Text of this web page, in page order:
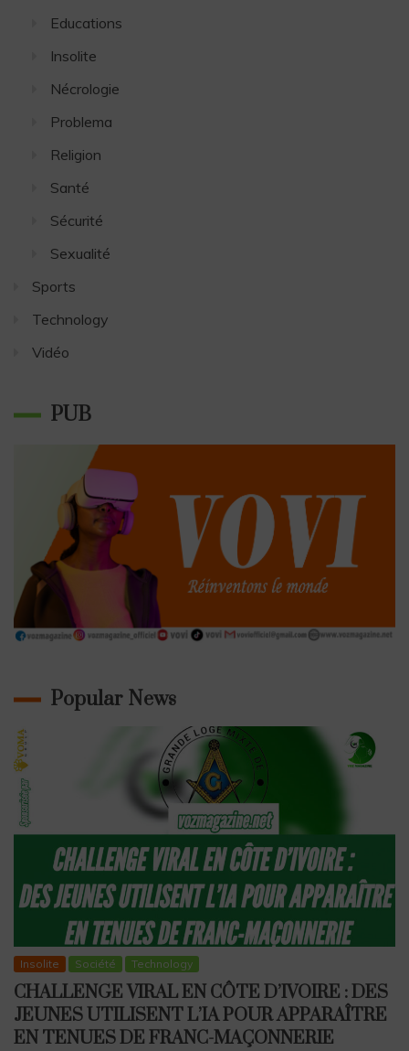
Educations
Insolite
Nécrologie
Problema
Religion
Santé
Sécurité
Sexualité
Sports
Technology
Vidéo
PUB
Popular News
Insolite Société Technology
CHALLENGE VIRAL EN CÔTE D’IVOIRE : DES
JEUNES UTILISENT L’IA POUR APPARAÎTRE
EN TENUES DE FRANC-MAÇONNERIE